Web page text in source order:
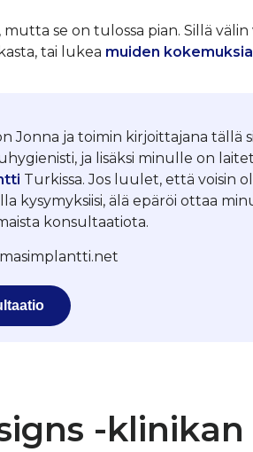
se on tulossa pian. Sillä välin
tai lukea muiden kokemuksia
Jonna ja toimin kirjoittajana tällä
ja lisäksi minulle on
Turkissa. Jos luulet, että voisin
kysymyksiisi, älä epäröi ottaa
konsultaatiota.
-